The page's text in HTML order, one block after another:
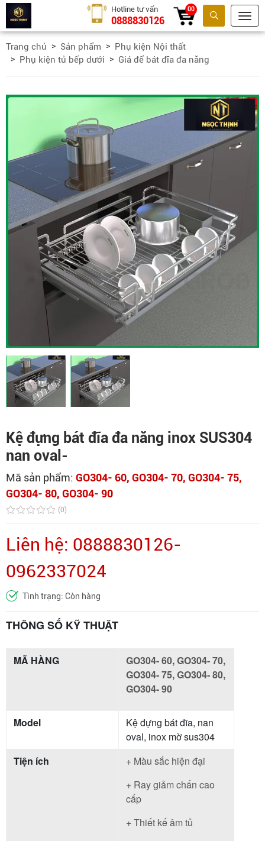
Tìm kiếm
Hotline tư vấn
0888830126
00
Trang chủ Sản phẩm
Phụ kiện Nội thất
Phụ kiện tủ bếp dưới
Giá để bát đĩa đa năng
Kệ đựng bát đĩa đa năng inox SUS304
nan oval-
Mã sản phẩm: GO304- 60, GO304- 70, GO304- 75,
GO304- 80, GO304- 90
(0)
Liên hệ: 0888830126-
0962337024
Tình trạng: Còn hàng
THÔNG SỐ KỸ THUẬT
MÃ HÀNG
GO304- 60, GO304- 70,
GO304- 75, GO304- 80,
GO304- 90
Model
Kệ đựng bát đĩa, nan
oval, inox mờ sus304
Tiện ích
+ Màu sắc hiện đại
+ Ray giảm chấn cao
cấp
+ Thiết kế âm tủ